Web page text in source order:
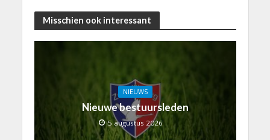
Misschien ook interessant
NIEUWS
Nieuwe bestuursleden
5 augustus 2026